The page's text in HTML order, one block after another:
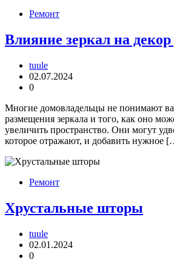
Ремонт
Влияние зеркал на
tuule
02.07.2024
0
Многие домовладельцы не понимают
размещения зеркала и того, как оно
увеличить пространство. Они могут
которое отражают, и добавить нужное
Ремонт
Хрустальные шторы
tuule
02.01.2024
0